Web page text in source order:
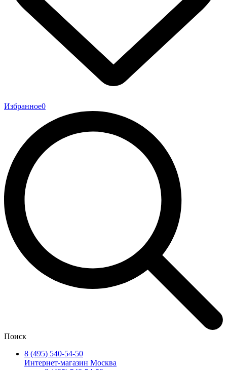
Избранное0
Поиск
8 (495) 540-54-50
Интернет-магазин Москва